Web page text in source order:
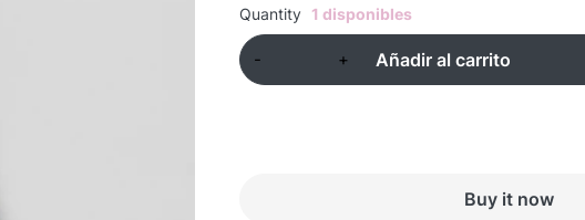
Quantity 1 disponibles
Añadir al carrito
Buy it now